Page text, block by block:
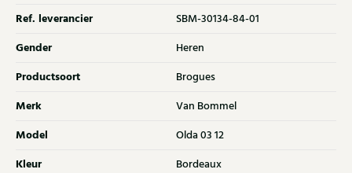
Ref. leverancier SBM-30134-84-01
Gender Heren
Productsoort Brogues
Merk Van Bommel
Model Olda 03 12
Kleur Bordeaux